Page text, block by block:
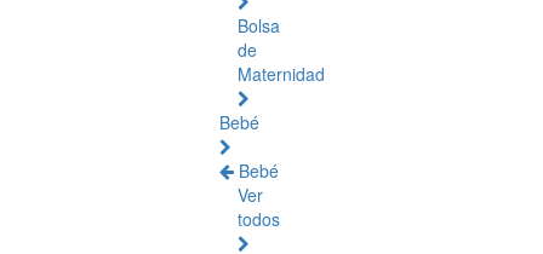
Bolsa
de
Maternidad
Bebé
Bebé
Ver
todos